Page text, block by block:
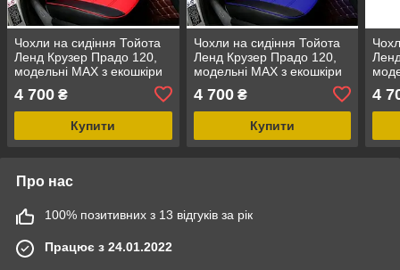
Чохли на сидіння Тойота
Ленд Крузер Прадо 120,
модельні MAX з екошкіри
4 700 ₴
Купити
Чохли на сидіння Тойота
Ленд Крузер Прадо 120,
модельні MAX з екошкіри
4 700₴
Купити
4
Про нас
100% позитивних з 13 відгуків за рік
Працює з 24.01.2022